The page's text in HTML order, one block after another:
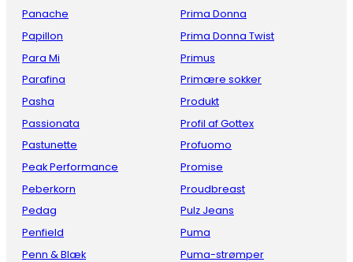
Panache
Papillon
Para Mi
Parafina
Pasha
Passionata
Pastunette
Peak Performance
Peberkorn
Pedag
Penfield
Penn & Blæk
Prima Donna
Prima Donna Twist
Primus
Primære sokker
Produkt
Profil af Gottex
Profuomo
Promise
Proudbreast
Pulz Jeans
Puma
Puma-strømper